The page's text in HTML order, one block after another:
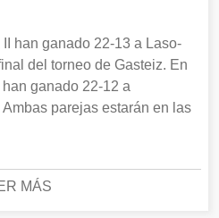
han ganado 22-13 a Laso-
del torneo de Gasteiz. En
ganado 22-12 a
parejas estarán en las
MÁS